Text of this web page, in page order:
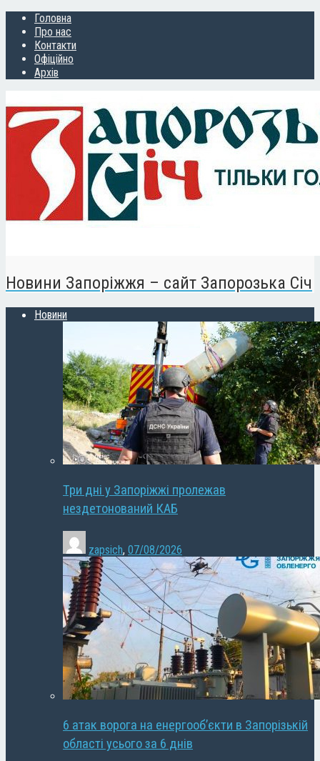
Головна
Про нас
Контакти
Офіційно
Архів
Новини Запоріжжя – сайт Запорозька Січ
Новини
Три дні у Запоріжжі пролежав
нездетонований КАБ
zapsich, 07/08/2026
6 атак ворога на енергооб’єкти в Запорізькій
області усього за 6 днів